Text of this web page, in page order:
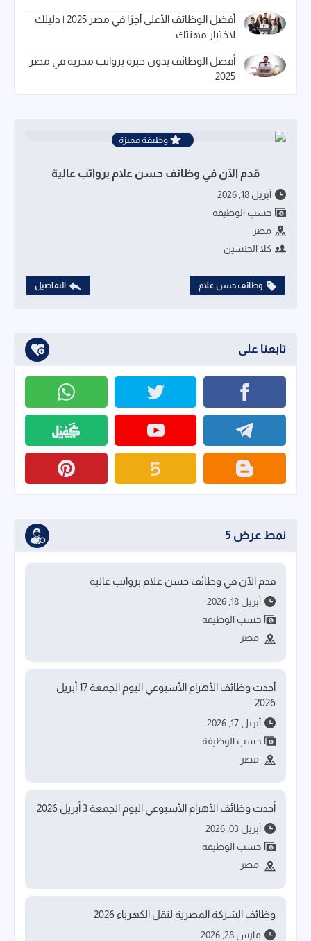
أفضل الوظائف الأعلى أجرًا في مصر 2025 | دليلك
لاختيار مهنتك
أفضل الوظائف بدون خبرة برواتب مجزية في مصر
2025
وظيفة مميزة
قدم الآن في وظائف حسن علام برواتب عالية
أبريل 18, 2026
حسب الوظيفة
مصر
كلا الجنسين
وظائف حسن علام التفاصيل
تابعنا على
نمط عرض 5
قدم الآن في وظائف حسن علام برواتب عالية
أبريل 18, 2026
حسب الوظيفة
مصر
أحدث وظائف الأهرام الأسبوعي اليوم الجمعة 17 أبريل
2026
أبريل 17, 2026
حسب الوظيفة
مصر
أحدث وظائف الأهرام الأسبوعي اليوم الجمعة 3 أبريل 2026
أبريل 03, 2026
حسب الوظيفة
مصر
وظائف الشركة المصرية لنقل الكهرباء 2026
مارس 28, 2026